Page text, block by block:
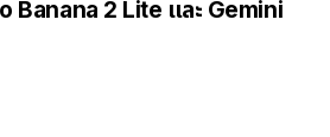
Banana 2 Lite และ Gemini